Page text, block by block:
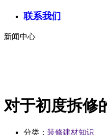
联系我们
新闻中心
对于初度拆修
分类： 装修建材知识